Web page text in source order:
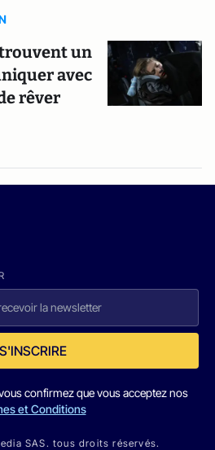
un
avec
rêver
S'INSCRIRE
confirmez que vous acceptez nos
et Conditions
SAS. tous droits réservés.